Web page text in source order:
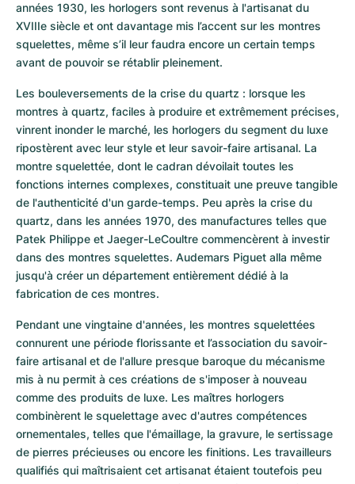
années 1930, les horlogers sont revenus à l'artisanat du
XVIIIe siècle et ont davantage mis l’accent sur les montres
squelettes, même s’il leur faudra encore un certain temps
avant de pouvoir se rétablir pleinement.
Les bouleversements de la crise du quartz : lorsque les
montres à quartz, faciles à produire et extrêmement précises,
vinrent inonder le marché, les horlogers du segment du luxe
ripostèrent avec leur style et leur savoir-faire artisanal. La
montre squelettée, dont le cadran dévoilait toutes les
fonctions internes complexes, constituait une preuve tangible
de l'authenticité d'un garde-temps. Peu après la crise du
quartz, dans les années 1970, des manufactures telles que
Patek Philippe et Jaeger-LeCoultre commencèrent à investir
dans des montres squelettes. Audemars Piguet alla même
jusqu'à créer un département entièrement dédié à la
fabrication de ces montres.
Pendant une vingtaine d'années, les montres squelettées
connurent une période florissante et l’association du savoir-
faire artisanal et de l'allure presque baroque du mécanisme
mis à nu permit à ces créations de s'imposer à nouveau
comme des produits de luxe. Les maîtres horlogers
combinèrent le squelettage avec d'autres compétences
ornementales, telles que l'émaillage, la gravure, le sertissage
de pierres précieuses ou encore les finitions. Les travailleurs
qualifiés qui maîtrisaient cet artisanat étaient toutefois peu